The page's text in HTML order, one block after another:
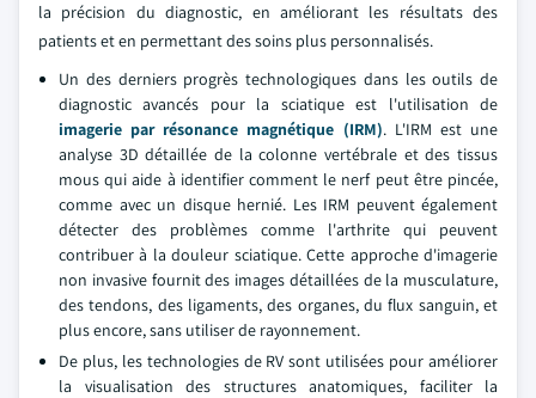
la précision du diagnostic, en améliorant les résultats des
patients et en permettant des soins plus personnalisés.
Un des derniers progrès technologiques dans les outils de
diagnostic avancés pour la sciatique est l'utilisation de
imagerie par résonance magnétique (IRM). L'IRM est une
analyse 3D détaillée de la colonne vertébrale et des tissus
mous qui aide à identifier comment le nerf peut être pincée,
comme avec un disque hernié. Les IRM peuvent également
détecter des problèmes comme l'arthrite qui peuvent
contribuer à la douleur sciatique. Cette approche d'imagerie
non invasive fournit des images détaillées de la musculature,
des tendons, des ligaments, des organes, du flux sanguin, et
plus encore, sans utiliser de rayonnement.
De plus, les technologies de RV sont utilisées pour améliorer
la visualisation des structures anatomiques, faciliter la